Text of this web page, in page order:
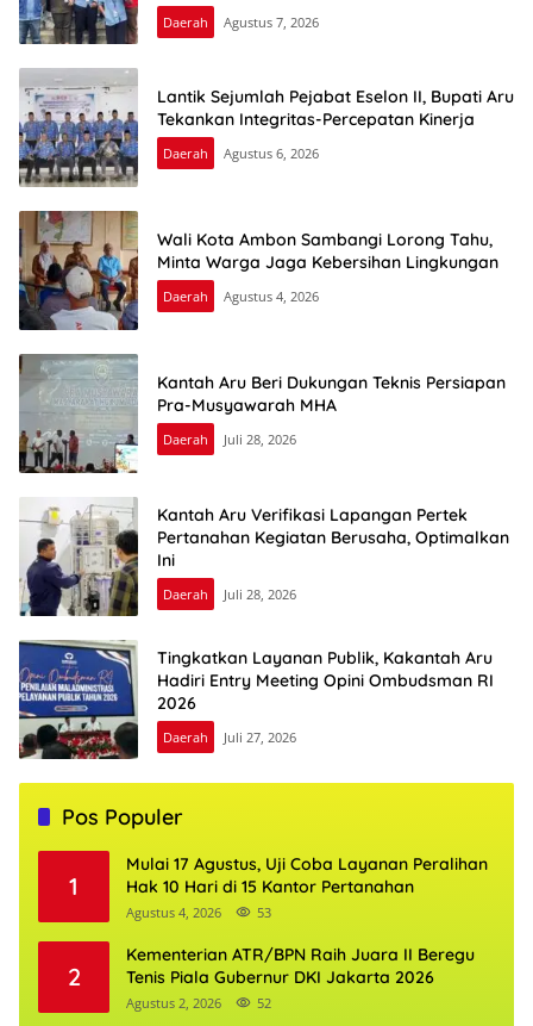
Daerah Agustus 7, 2026
Lantik Sejumlah Pejabat Eselon II, Bupati Aru
Tekankan Integritas-Percepatan Kinerja
Daerah Agustus 6, 2026
Wali Kota Ambon Sambangi Lorong Tahu,
Minta Warga Jaga Kebersihan Lingkungan
Daerah Agustus 4, 2026
Kantah Aru Beri Dukungan Teknis Persiapan
Pra-Musyawarah MHA
Daerah Juli 28, 2026
Kantah Aru Verifikasi Lapangan Pertek
Pertanahan Kegiatan Berusaha, Optimalkan
Ini
Daerah Juli 28, 2026
Tingkatkan Layanan Publik, Kakantah Aru
Hadiri Entry Meeting Opini Ombudsman RI
2026
Daerah Juli 27, 2026
Pos Populer
1
Mulai 17 Agustus, Uji Coba Layanan Peralihan
Hak 10 Hari di 15 Kantor Pertanahan
Agustus 4, 2026 53
2
Kementerian ATR/BPN Raih Juara II Beregu
Tenis Piala Gubernur DKI Jakarta 2026
Agustus 2, 2026 52